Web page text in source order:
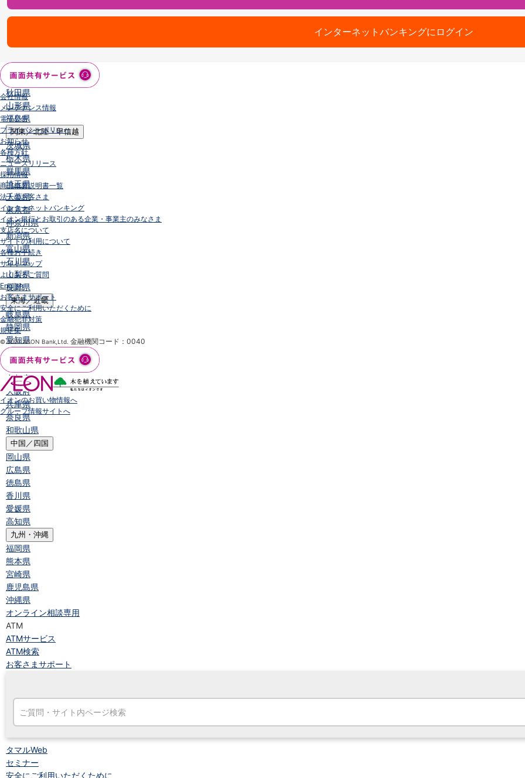
岩手県
宮城県
秋田県
山形県
福島県
関東／北陸・甲信越
茨城県
栃木県
群馬県
埼玉県
千葉県
東京都
神奈川県
新潟県
富山県
石川県
山梨県
長野県
東海／近畿
岐阜県
静岡県
愛知県
三重県
滋賀県
京都府
大阪府
兵庫県
奈良県
和歌山県
中国／四国
岡山県
広島県
徳島県
香川県
愛媛県
高知県
九州・沖縄
福岡県
熊本県
宮崎県
鹿児島県
沖縄県
オンライン相談専用
ATM
ATMサービス
ATM検索
お客さまサポート
タマルWeb
セミナー
安全にご利用いただくために
インターネットバンキングにログイン
会社情報
メンテナンス情報
電子公告
プライバシーポリシー
お知らせ
各種方針
ニュースリリース
採用情報
商品概要説明書一覧
法人のお客さま
インターネットバンキング
イオン銀行とお取引のある企業・事業主のみなさま
支店名について
サイトの利用について
各種お手続き
サイトマップ
よくあるご質問
English
お客さまサポート
安全にご利用いただくために
金融犯罪対策
規定集
© 2007 AEON Bank,Ltd. 金融機関コード：0040
イオンのお買い物情報へ
グループ情報サイトへ